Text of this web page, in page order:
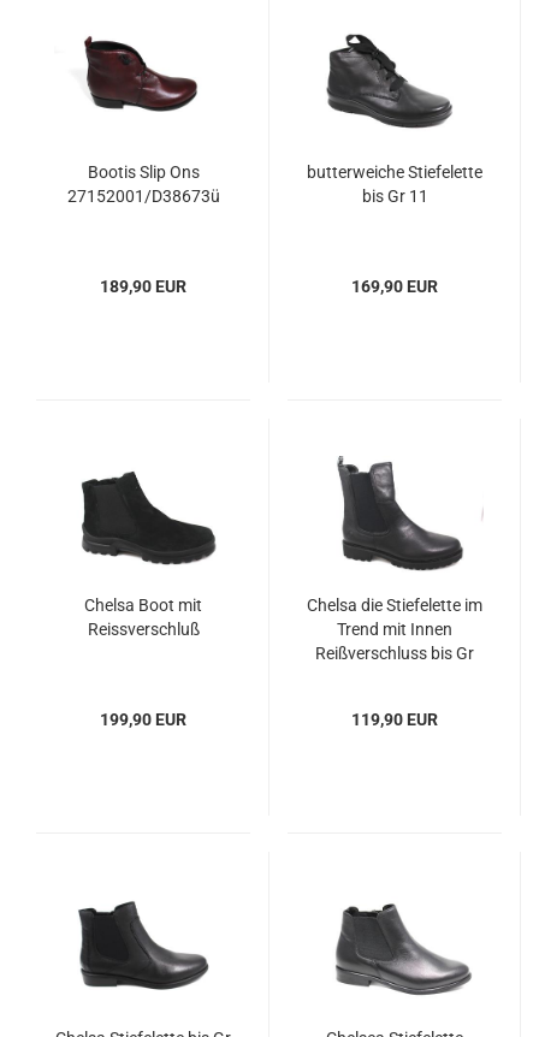
Bootis Slip Ons
27152001/D38673ü
189,90 EUR
butterweiche Stiefelette
bis Gr 11
169,90 EUR
Chelsa Boot mit
Reissverschluß
199,90 EUR
Chelsa die Stiefelette im
Trend mit Innen
Reißverschluss bis Gr
119,90 EUR